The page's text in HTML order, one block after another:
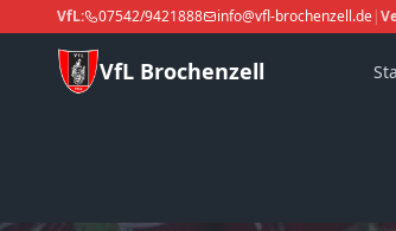
VfL: 07542/9421888 info@vfl-brochenzell.de|
VfL Brochenzell